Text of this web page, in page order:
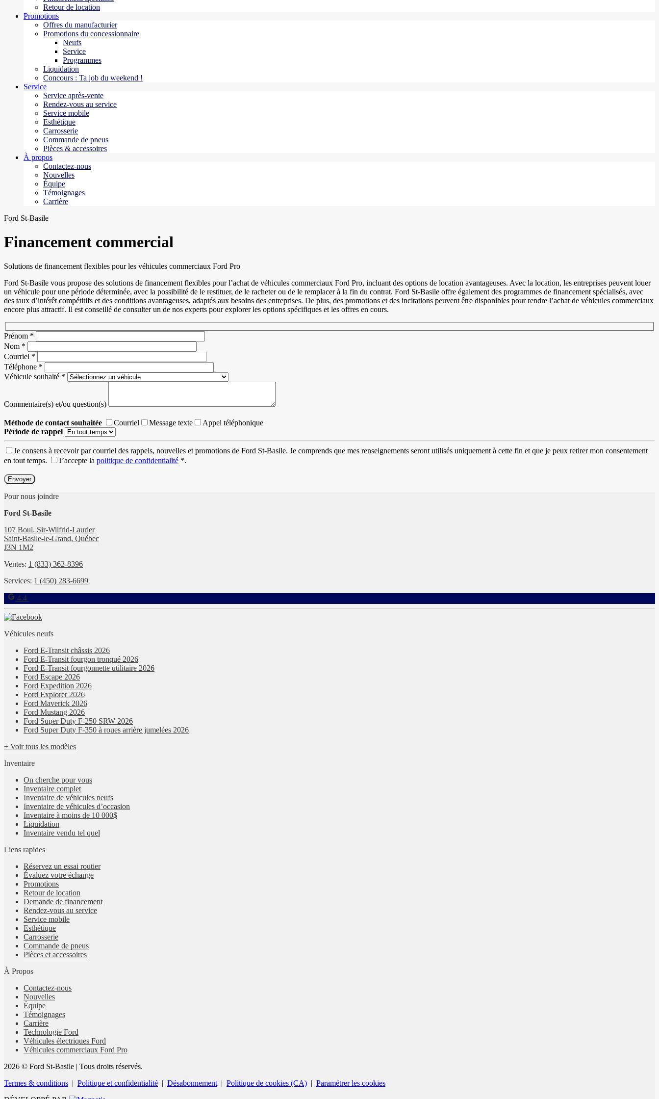
Retour de location
Promotions
Offres du manufacturier
Promotions du concessionnaire
Neufs
Service
Programmes
Liquidation
Concours : Ta job du weekend !
Service
Service après-vente
Rendez-vous au service
Service mobile
Esthétique
Carrosserie
Commande de pneus
Pièces & accessoires
À propos
Contactez-nous
Nouvelles
Équipe
Témoignages
Carrière
Ford St-Basile
Financement commercial
Solutions de financement flexibles pour les véhicules commerciaux Ford Pro
Ford St-Basile vous propose des solutions de financement flexibles pour l’achat de véhicules commerciaux Ford Pro, incluant des options de location avantageuses. Avec la location, les entreprises peuvent louer
un véhicule pour une période déterminée, avec la possibilité de le restituer, de le racheter ou de le remplacer à la fin du contrat. Ford St-Basile offre également des programmes de financement spécialisés, avec
des taux d’intérêt compétitifs et des conditions avantageuses, adaptés aux besoins des entreprises. De plus, des promotions et des incitations peuvent être disponibles pour rendre l’achat de véhicules commerciaux
encore plus attractif. Il est conseillé de consulter un de nos experts pour explorer les options spécifiques et les offres en cours.
Prénom *
Nom *
Courriel *
Téléphone *
Véhicule souhaité *
Commentaire(s) et/ou question(s)
Méthode de contact souhaitée Courriel Message texte
Appel téléphonique
Période de rappel
Je consens à recevoir par courriel des rappels, nouvelles et promotions de Ford St-Basile. Je comprends que mes renseignements seront utilisés uniquement à cette fin et que je peux retirer mon consentement
en tout temps.
J’accepte la politique de confidentialité *.
Pour nous joindre
Ford St-Basile
107 Boul. Sir-Wilfrid-Laurier
Saint-Basile-le-Grand, Québec
J3N 1M2
Ventes: 1 (833) 362-8396
Services: 1 (450) 283-6699
4.4
Véhicules neufs
Ford E-Transit châssis 2026
Ford E-Transit fourgon tronqué 2026
Ford E-Transit fourgonnette utilitaire 2026
Ford Escape 2026
Ford Expedition 2026
Ford Explorer 2026
Ford Maverick 2026
Ford Mustang 2026
Ford Super Duty F-250 SRW 2026
Ford Super Duty F-350 à roues arrière jumelées 2026
+ Voir tous les modèles
Inventaire
On cherche pour vous
Inventaire complet
Inventaire de véhicules neufs
Inventaire de véhicules d’occasion
Inventaire à moins de 10 000$
Liquidation
Inventaire vendu tel quel
Liens rapides
Réservez un essai routier
Évaluez votre échange
Promotions
Retour de location
Demande de financement
Rendez-vous au service
Service mobile
Esthétique
Carrosserie
Commande de pneus
Pièces et accessoires
À Propos
Contactez-nous
Nouvelles
Équipe
Témoignages
Carrière
Technologie Ford
Véhicules électriques Ford
Véhicules commerciaux Ford Pro
2026 © Ford St-Basile | Tous droits réservés.
Termes & conditions
Politique et confidentialité Désabonnement| Politique de cookies (CA)
Paramétrer les cookies